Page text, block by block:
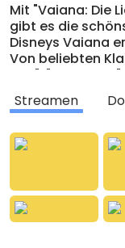
Mit "Vaiana: Die
gibt es die
Disneys Vaiana
Von beliebten
bist", "Voll
musikalischen
Vaiana, Vaiana 2
unvergesslichen
einer
musikalische
Fernweh und
Streamen